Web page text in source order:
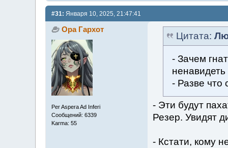
#31: Января 10, 2025, 21:47:41
Ора Гархот
Per Aspera Ad Inferi
Сообщений: 6339
Karma: 55
Цитата:
- Зачем
- Разве что
- Эти будут
Резер. Увидят
- Кстати, кому